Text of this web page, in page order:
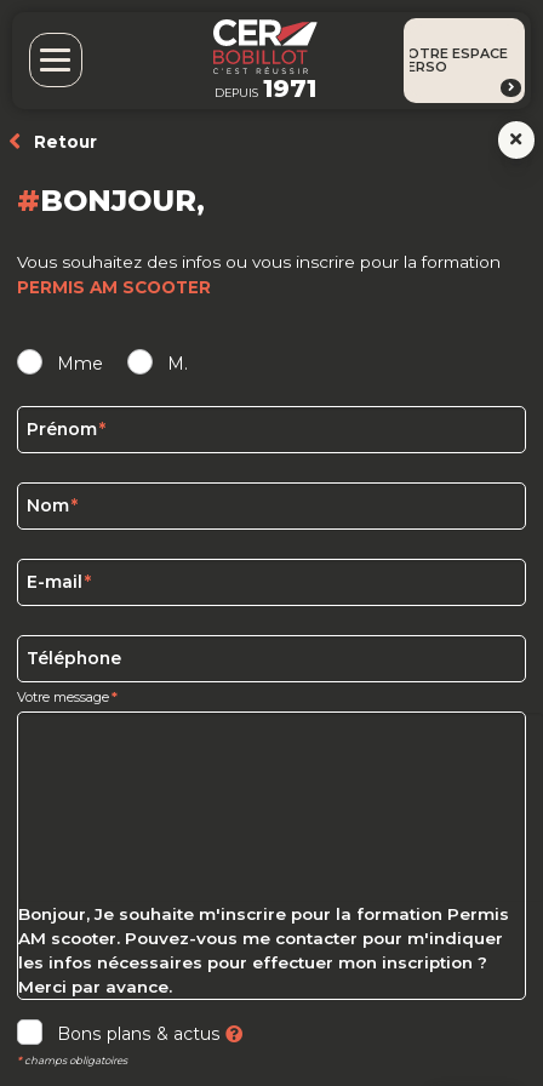
DEPUIS 1971
VOTRE ESPACE
PERSO
Retour
BONJOUR,
Vous souhaitez des infos ou vous inscrire pour la formation
PERMIS AM SCOOTER
Mme M.
Prénom
Nom
E-mail
Téléphone
Votre message
Bonjour, Je souhaite m'inscrire pour la formation Permis
AM scooter. Pouvez-vous me contacter pour m'indiquer
les infos nécessaires pour effectuer mon inscription ?
Merci par avance.
Bons plans & actus
*champs obligatoires